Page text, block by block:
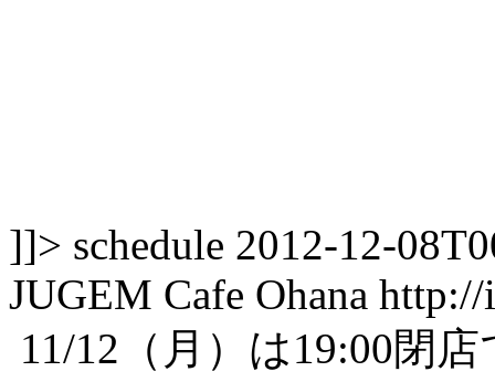
]]> schedule 2012-12-
JUGEM Cafe Ohana http://
11/12（月）は19:00閉